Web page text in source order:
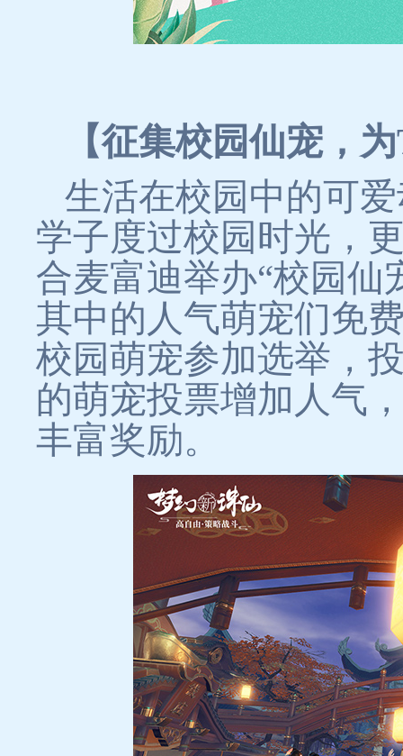
【征集校园仙宠，
生活在校园中的可
学子度过校园时光，
合麦富迪举办“校园仙
其中的人气萌宠们免
校园萌宠参加选举，
的萌宠投票增加人气
丰富奖励。